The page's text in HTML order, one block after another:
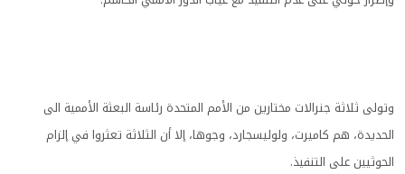
وتولى ثلاثة جنرالات مختارين من الأمم المتحدة رئاسة البعثة الأممية الى
الحديدة، هم كاميرت، ولوليسجارد، وجوها، إلا أن الثلاثة تعثروا في إلزام
الحوثيين على التنفيذ.